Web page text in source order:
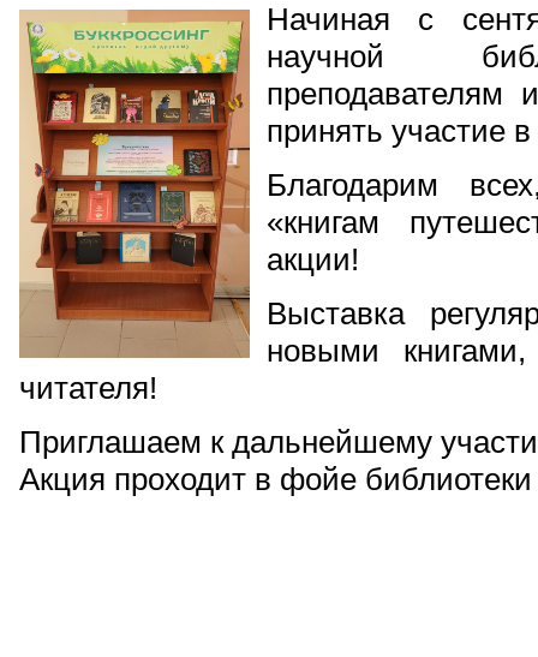
Начиная с
научной
преподавателям
принять участие
Благодарим
«книгам
акции!
Выставка
новыми
читателя!
Приглашаем к дальнейшему
Акция проходит в фойе библиотеки